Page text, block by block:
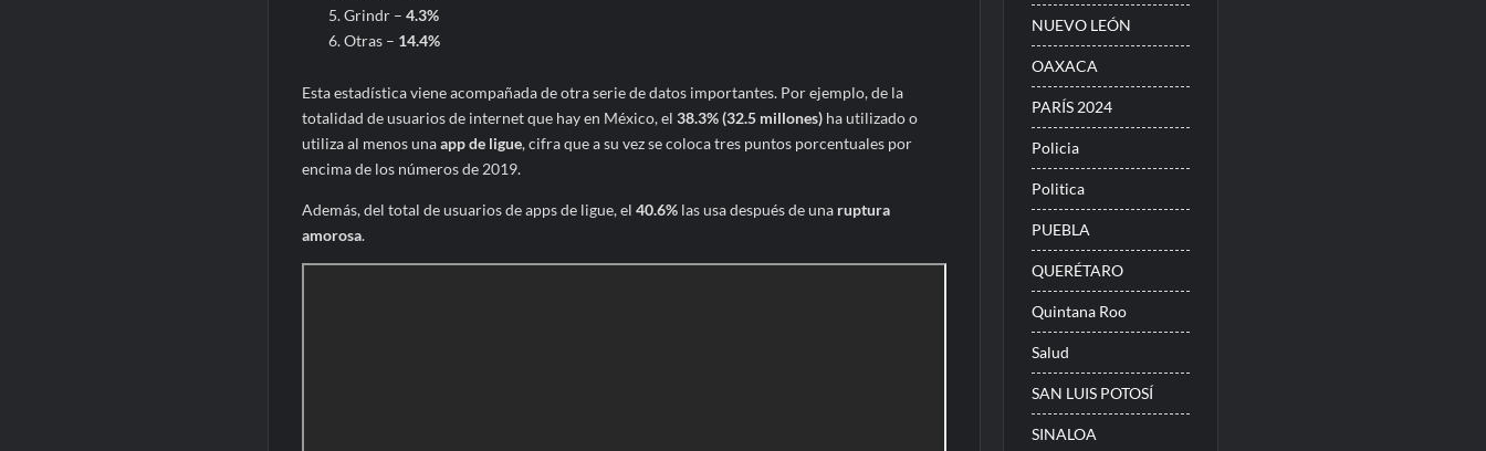
Grindr –4.3%
Otras – 14.4%
Esta estadística viene acompañada de otra serie de datos importantes. Por ejemplo, de la
totalidad de usuarios de internet que hay en México, el 38.3% (32.5 millones)ha utilizado o
utiliza al menos unaapp de ligue, cifra que a su vez se coloca tres puntos porcentuales por
encima de los números de 2019.
Además, del total de usuarios de apps de ligue, el 40.6%las usa después de una ruptura
amorosa.
NUEVO LEÓN
OAXACA
PARÍS 2024
Policia
Politica
PUEBLA
QUERÉTARO
Quintana Roo
Salud
SAN LUIS POTOSÍ
SINALOA